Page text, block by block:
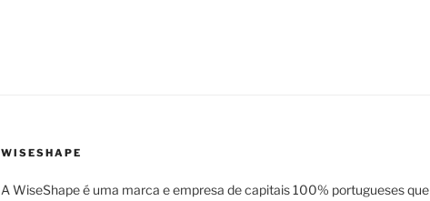
WISESHAPE
A WiseShape é uma marca e empresa de capitais 100% portugueses que